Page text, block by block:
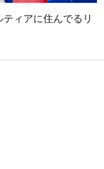
ィアに住んでるリ
